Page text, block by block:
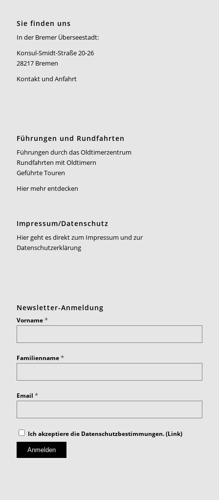
Sie finden uns
In der Bremer Überseestadt:
Konsul-Smidt-Straße 20-26
28217 Bremen
Kontakt und Anfahrt
Führungen und Rundfahrten
Führungen durch das Oldtimerzentrum
Rundfahrten mit Oldtimern
Geführte Touren
Hier mehr entdecken
Impressum/Datenschutz
Hier geht es direkt zum Impressum und zur
Datenschutzerklärung
Newsletter-Anmeldung
Vorname*
Familienname*
Email *
Ich akzeptiere die Datenschutzbestimmungen. (Link)